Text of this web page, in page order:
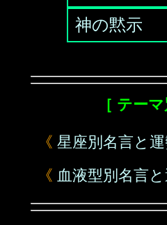
神の黙示
［ テー
《 星座別名言と
《 血液型別名言